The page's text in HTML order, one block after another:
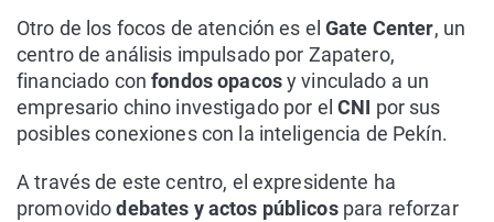
Otro de los focos de atención es elGate Center, un
centro de análisis impulsado por Zapatero,
financiado confondos opacosy vinculado a un
empresario chino investigado por elCNI por sus
posibles conexiones con la inteligencia de Pekín.
A través de este centro, el expresidente ha
promovidodebates y actos públicospara reforzar